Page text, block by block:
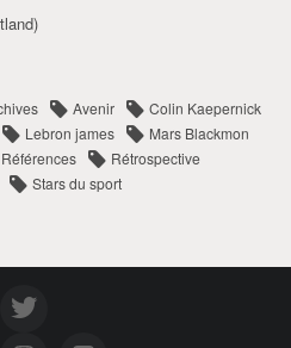
Avenir
Colin Kaepernick
Lebron james
Mars Blackmon
Références
Rétrospective
Stars du sport